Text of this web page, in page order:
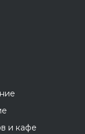
и кафе